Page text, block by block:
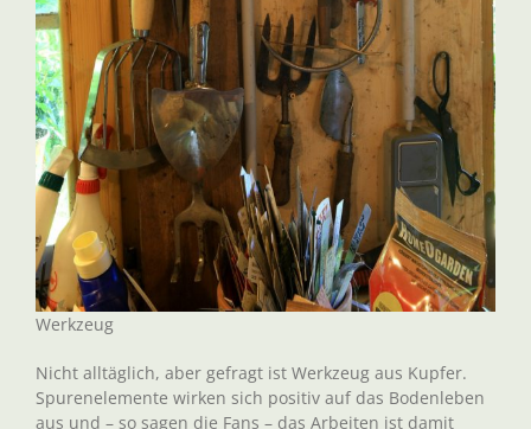
Werkzeug
Nicht alltäglich, aber gefragt ist Werkzeug aus Kupfer.
Spurenelemente wirken sich positiv auf das Bodenleben
aus und – so sagen die Fans – das Arbeiten ist damit